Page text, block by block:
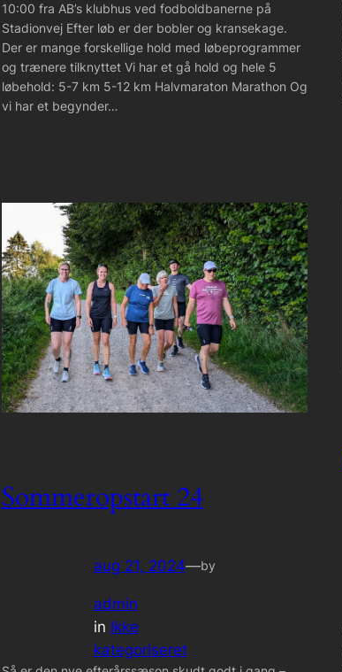
10:00 fra AB’s klubhus ved fodboldbanerne på
Stadionvej Efter løb er der bobler og kransekage.
Der er mange forskellige hold med løbeprogrammer
og trænere tilknyttet Vi har et gå hold og hele 5
løbehold: 5-7 km 5-12 km Halvmaraton Marathon Og
vi har et begynder…
Sommeropstart 24
aug 21, 2024—by
admin
in Ikke
kategoriseret